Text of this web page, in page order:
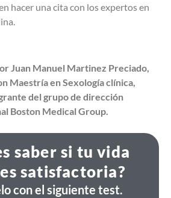
hacer una cita con los expertos en
Juan Manuel Martinez Preciado,
Maestría en Sexología clínica,
del grupo de dirección
Boston Medical Group.
saber si tu vida
satisfactoria?
con el siguiente test.